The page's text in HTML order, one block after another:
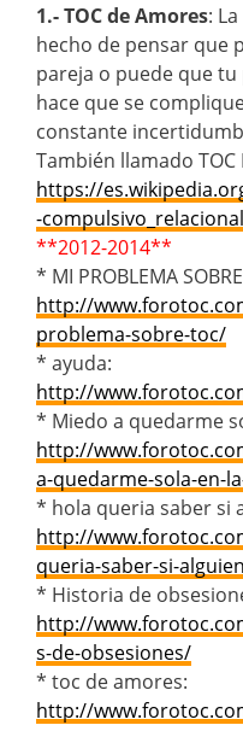
1.- TOC de Amores:
hecho de pensar que
pareja o puede que
hace que se
constante
También llamado TOC
https://
-compulsivo_relacional
**2012-2014**
* MI PROBLEMA
http://
problema-sobre-toc/
* ayuda:
http://
* Miedo a quedarme
http://
a-quedarme-sola-en-
* hola queria saber si
http://
queria-saber-si-
* Historia de
http://
s-de-obsesiones/
* toc de amores:
http://